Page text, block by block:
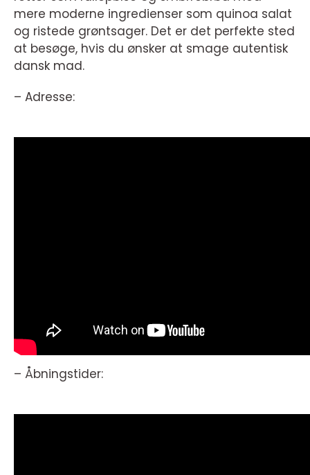
mere moderne ingredienser som quinoa salat
og ristede grøntsager. Det er det perfekte sted
at besøge, hvis du ønsker at smage autentisk
dansk mad.
– Adresse:
– Åbningstider: